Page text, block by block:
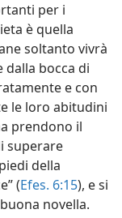
per i
è quella
soltanto vivrà
dalla bocca di
e con
le loro abitudini
prendono il
superare
della
(Efes. 6:15), e si
novella.